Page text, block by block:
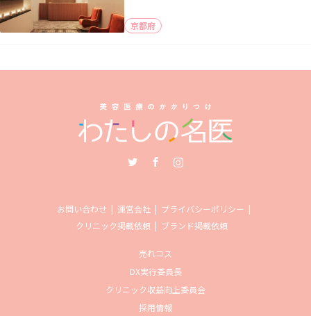
京都府
お問い合わせ 運営会社
プライバシーポリシー
クリニック掲載依頼
ブランド掲載依頼
売れコス
DX実行委員長
クリニック収益向上委員会
採用情報